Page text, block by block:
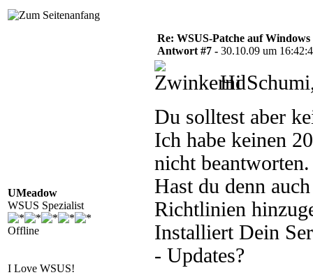
UMeadow
WSUS Spezialist
Offline
I Love WSUS!
Re: WSUS-Patche auf
Antwort #7 - 30.10.09 um
Hi
Du solltest aber
Ich habe keinen
nicht beantworten.
Hast du denn
Richtlinien
Installiert Dein
- Updates?